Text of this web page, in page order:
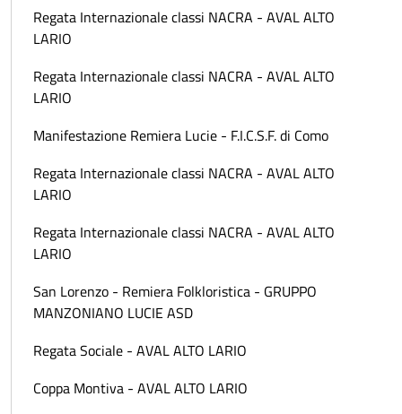
Regata Internazionale classi NACRA - AVAL ALTO
LARIO
Regata Internazionale classi NACRA - AVAL ALTO
LARIO
Manifestazione Remiera Lucie - F.I.C.S.F. di Como
Regata Internazionale classi NACRA - AVAL ALTO
LARIO
Regata Internazionale classi NACRA - AVAL ALTO
LARIO
San Lorenzo - Remiera Folkloristica - GRUPPO
MANZONIANO LUCIE ASD
Regata Sociale - AVAL ALTO LARIO
Coppa Montiva - AVAL ALTO LARIO